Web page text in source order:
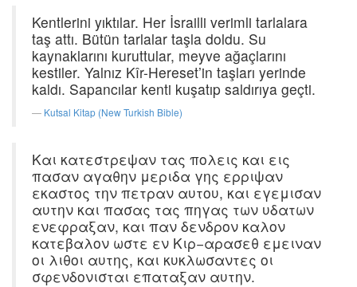
Kentlerini yıktılar. Her İsrailli verimli tarlalara
taş attı. Bütün tarlalar taşla doldu. Su
kaynaklarını kuruttular, meyve ağaçlarını
kestiler. Yalnız Kîr-Hereset’in taşları yerinde
kaldı. Sapancılar kenti kuşatıp saldırıya geçti.
Kutsal Kitap (New Turkish Bible)
Και κατεστρεψαν τας πολεις και εις
πασαν αγαθην μεριδα γης ερριψαν
εκαστος την πετραν αυτου, και εγεμισαν
αυτην και πασας τας πηγας των υδατων
ενεφραξαν, και παν δενδρον καλον
κατεβαλον ωστε εν Κιρ−αρασεθ εμειναν
οι λιθοι αυτης, και κυκλωσαντες οι
σφενδονισται επαταξαν αυτην.